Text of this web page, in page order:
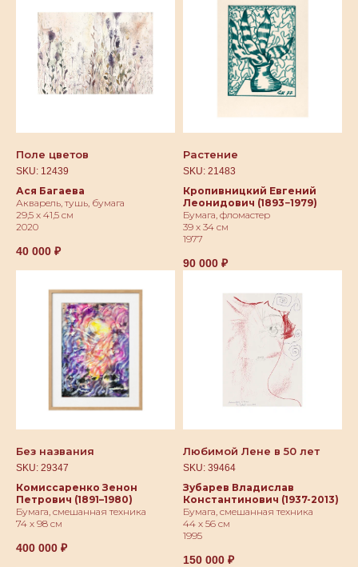
Поле цветов
SKU: 12439
Ася Багаева
Акварель, тушь, бумага
29,5 х 41,5 см
2020
40 000 ₽
Растение
SKU: 21483
Кропивницкий Евгений
Леонидович (1893−1979)
Бумага, фломастер
39 х 34 см
1977
90 000 ₽
Без названия
SKU: 29347
Комиссаренко Зенон
Петрович (1891–1980)
Бумага, смешанная техника
74 х 98 см
400 000 ₽
Любимой Лене в 50 лет
SKU: 39464
Зубарев Владислав
Константинович (1937-2013)
Бумага, смешанная техника
44 х 56 см
1995
150 000 ₽
олитика конфиденциальности
договор-оферта
инн 772481848800
огрнип 315774600342663
арт-пространство «куб»
здание отеля the carlton,
moscow
ежедневно: 12:00−21:00
номер телефона:
+79685887555
@postrigay_gallery
cвязаться с нами